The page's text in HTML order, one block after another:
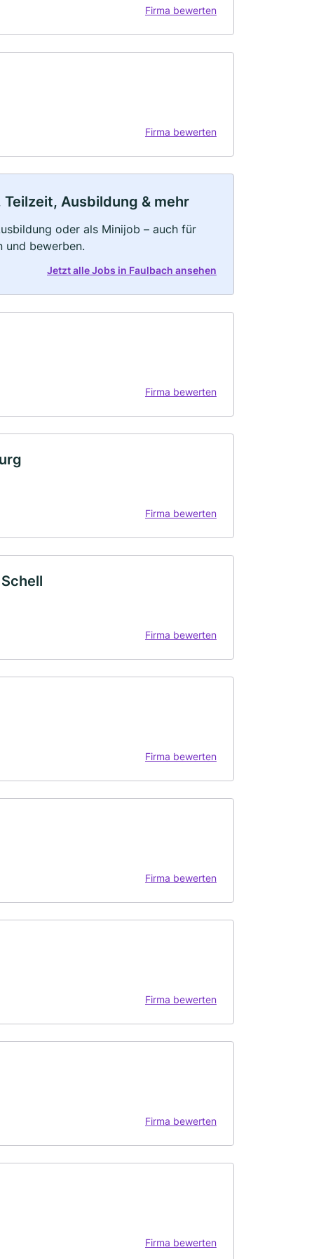
Firma bewerten
Firma bewerten
Ausbildung & mehr
oder als Minijob – auch für
und bewerben.
Jetzt alle Jobs in Faulbach ansehen
Firma bewerten
Firma bewerten
Firma bewerten
Firma bewerten
Firma bewerten
Firma bewerten
Firma bewerten
Firma bewerten